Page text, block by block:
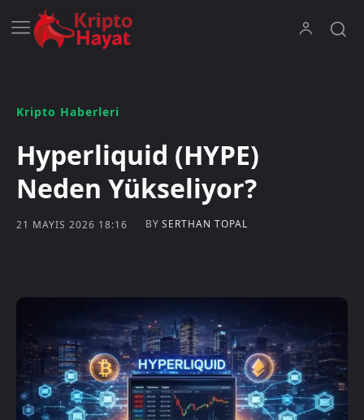
Kripto Haberleri
Hyperliquid (HYPE)
Neden Yükseliyor?
21 MAYIS 2026 18:16 BY SERTHAN TOPAL